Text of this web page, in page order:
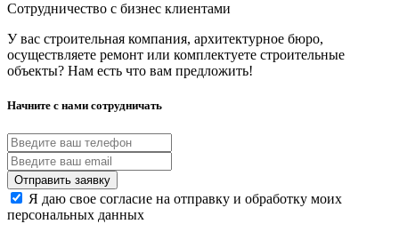
Сотрудничество с бизнес клиентами
У вас строительная компания, архитектурное бюро,
осуществляете ремонт или комплектуете строительные
объекты? Нам есть что вам предложить!
Начните с нами сотрудничать
Я даю свое согласие на отправку и обработку моих
персональных данных